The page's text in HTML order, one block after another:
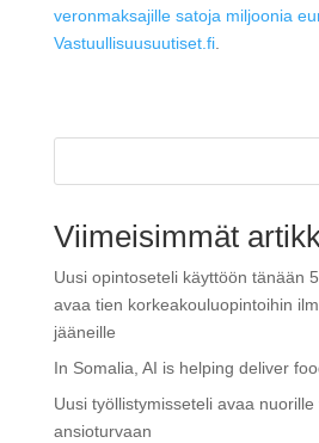
veronmaksajille satoja miljoonia
Vastuullisuusuutiset.fi.
Viimeisimmät
Uusi opintoseteli käyttöön tänään
avaa tien korkeakouluopintoihin
jääneille
In Somalia, AI is helping deliver
Uusi työllistymisseteli avaa
ansioturvaan